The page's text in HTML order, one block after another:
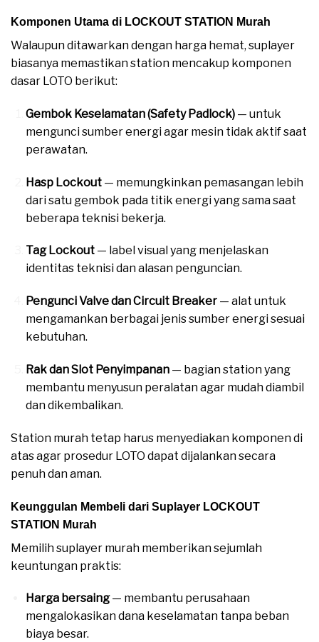
Komponen Utama di LOCKOUT STATION Murah
Walaupun ditawarkan dengan harga hemat, suplayer
biasanya memastikan station mencakup komponen
dasar LOTO berikut:
Gembok Keselamatan (Safety Padlock)— untuk
mengunci sumber energi agar mesin tidak aktif saat
perawatan.
Hasp Lockout— memungkinkan pemasangan lebih
dari satu gembok pada titik energi yang sama saat
beberapa teknisi bekerja.
Tag Lockout— label visual yang menjelaskan
identitas teknisi dan alasan penguncian.
Pengunci Valve dan Circuit Breaker— alat untuk
mengamankan berbagai jenis sumber energi sesuai
kebutuhan.
Rak dan Slot Penyimpanan— bagian station yang
membantu menyusun peralatan agar mudah diambil
dan dikembalikan.
Station murah tetap harus menyediakan komponen di
atas agar prosedur LOTO dapat dijalankan secara
penuh dan aman.
Keunggulan Membeli dari Suplayer LOCKOUT
STATION Murah
Memilih suplayer murah memberikan sejumlah
keuntungan praktis:
Harga bersaing— membantu perusahaan
mengalokasikan dana keselamatan tanpa beban
biaya besar.